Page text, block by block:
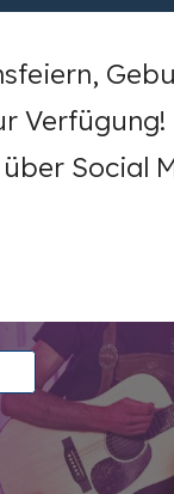
Verfügung!
Social